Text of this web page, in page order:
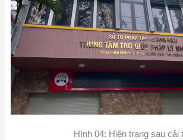
Hình 04: Hiện trạng sau cải